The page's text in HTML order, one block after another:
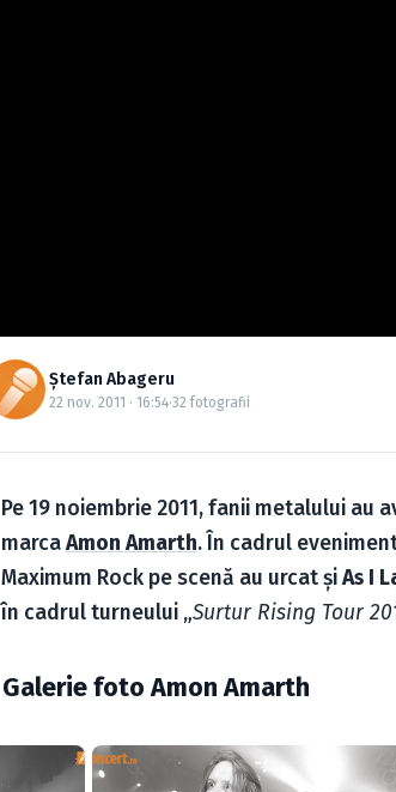
Ştefan Abageru
22 nov. 2011 · 16:54·32 fotografii
Pe 19 noiembrie 2011, fanii metalului au
marcaAmon Amarth. În cadrul
Maximum Rock pe scenă au urcat şiAs I
în cadrul turneului „Surtur Rising Tour
Galerie foto Amon Amarth